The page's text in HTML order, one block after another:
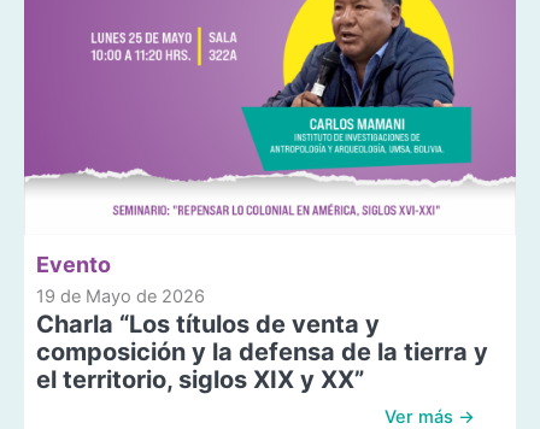
Evento
19 de Mayo de 2026
Charla “Los títulos de venta y
composición y la defensa de la tierra y
el territorio, siglos XIX y XX”
Ver más →